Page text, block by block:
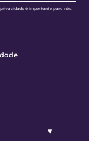
privacidade é importante para nós.